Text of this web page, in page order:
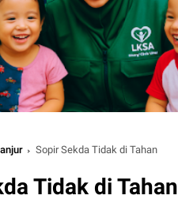
Sopir Sekda Tidak di Tahan
Tidak di Tahan